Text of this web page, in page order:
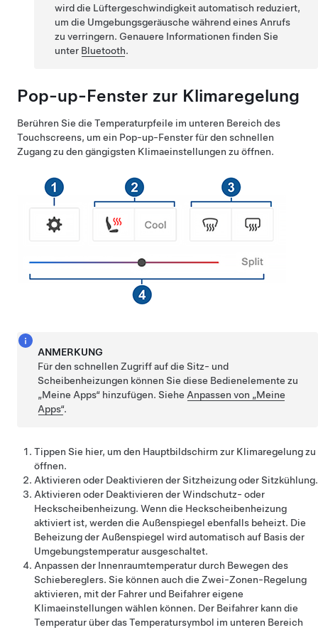
wird die Lüftergeschwindigkeit automatisch reduziert,
um die Umgebungsgeräusche während eines Anrufs
zu verringern. Genauere Informationen finden Sie
unter Bluetooth.
Pop-up-Fenster zur Klimaregelung
Berühren Sie die Temperaturpfeile im unteren Bereich des
Touchscreens, um ein Pop-up-Fenster für den schnellen
Zugang zu den gängigsten Klimaeinstellungen zu öffnen.
ANMERKUNG
Für den schnellen Zugriff auf die Sitz- und
Scheibenheizungen können Sie diese Bedienelemente zu
„Meine Apps“ hinzufügen. Siehe Anpassen von „Meine
Apps“.
Tippen Sie hier, um den Hauptbildschirm zur Klimaregelung zu
öffnen.
Aktivieren oder Deaktivieren der Sitzheizung oder Sitzkühlung.
Aktivieren oder Deaktivieren der Windschutz- oder
Heckscheibenheizung. Wenn die Heckscheibenheizung
aktiviert ist, werden die Außenspiegel ebenfalls beheizt. Die
Beheizung der Außenspiegel wird automatisch auf Basis der
Umgebungstemperatur ausgeschaltet.
Anpassen der Innenraumtemperatur durch Bewegen des
Schiebereglers. Sie können auch die Zwei-Zonen-Regelung
aktivieren, mit der Fahrer und Beifahrer eigene
Klimaeinstellungen wählen können. Der Beifahrer kann die
Temperatur über das Temperatursymbol im unteren Bereich